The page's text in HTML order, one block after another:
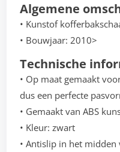
Algemene
• Kunstof
• Bouwjaar: 2010>
Technische
• Op maat gemaakt
dus een perfecte
• Gemaakt van ABS
• Kleur: zwart
• Antislip in het midden